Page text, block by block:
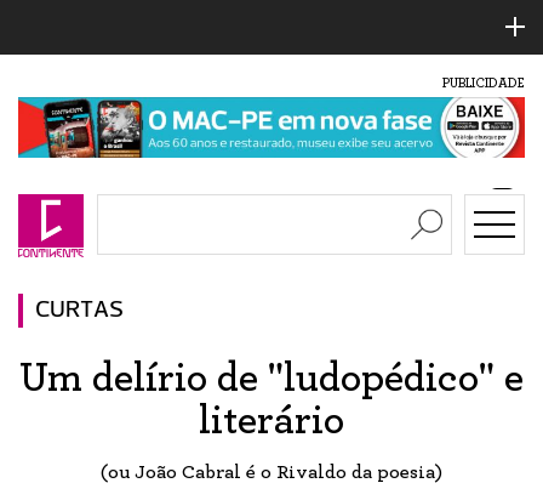
PUBLICIDADE
CURTAS
Um delírio de "ludopédico" e
literário
(ou João Cabral é o Rivaldo da poesia)